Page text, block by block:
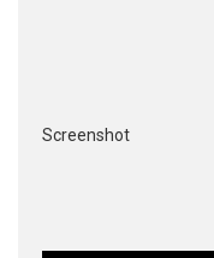
Screenshot